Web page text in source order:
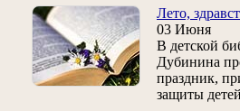
Лето,
03 Июня
В детской
Дубинина
праздник,
защиты